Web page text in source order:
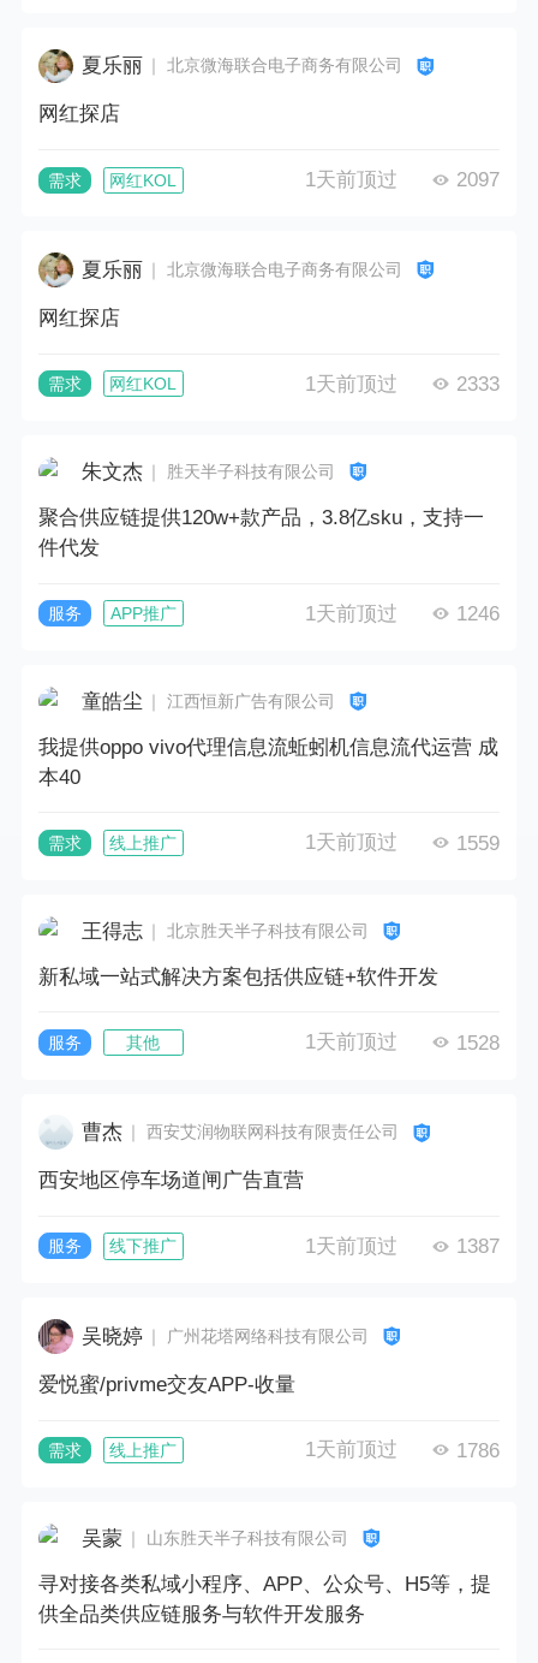
夏乐丽 ｜ 北京微海联合电子商务有限公司
网红探店
需求 网红KOL 1天前顶过 2097
夏乐丽 ｜ 北京微海联合电子商务有限公司
网红探店
需求 网红KOL 1天前顶过 2333
朱文杰 ｜ 胜天半子科技有限公司
聚合供应链提供120w+款产品，3.8亿sku，支持一
件代发
服务 APP推广 1天前顶过 1246
童皓尘 ｜ 江西恒新广告有限公司
我提供oppo vivo代理信息流蚯蚓机信息流代运营 成
本40
需求 线上推广 1天前顶过 1559
王得志 ｜ 北京胜天半子科技有限公司
新私域一站式解决方案包括供应链+软件开发
服务 其他 1天前顶过 1528
曹杰 ｜ 西安艾润物联网科技有限责任公司
西安地区停车场道闸广告直营
服务 线下推广 1天前顶过 1387
吴晓婷 ｜ 广州花塔网络科技有限公司
爱悦蜜/privme交友APP-收量
需求 线上推广 1天前顶过 1786
吴蒙 ｜ 山东胜天半子科技有限公司
寻对接各类私域小程序、APP、公众号、H5等，提
供全品类供应链服务与软件开发服务